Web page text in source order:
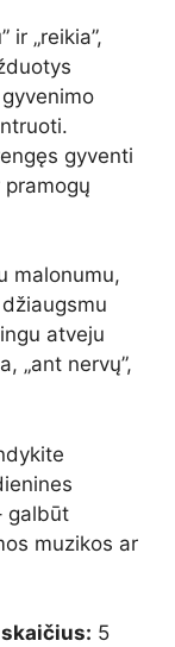
ir „reikia”,
gyventi
pramogų
malonumu,
atveju
„ant nervų”,
galbūt
muzikos ar
5